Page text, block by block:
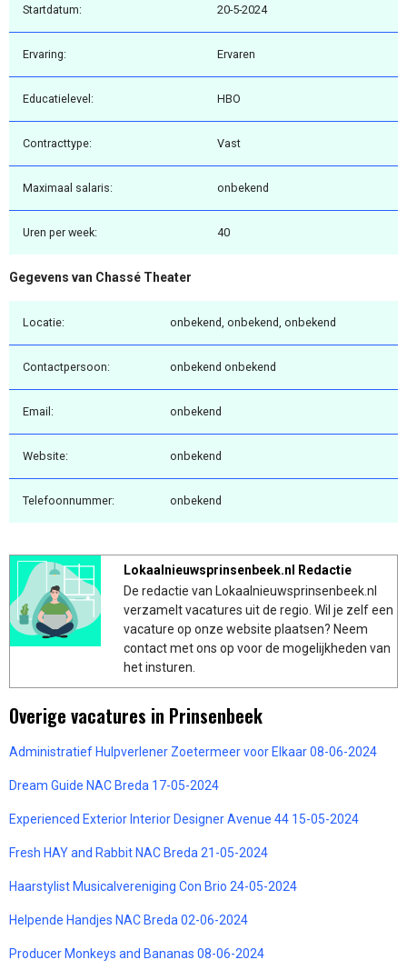
Startdatum: 20-5-2024
Ervaring: Ervaren
Educatielevel: HBO
Contracttype: Vast
Maximaal salaris: onbekend
Uren per week: 40
Gegevens van Chassé Theater
Locatie: onbekend, onbekend, onbekend
Contactpersoon: onbekend onbekend
Email: onbekend
Website: onbekend
Telefoonnummer: onbekend
Lokaalnieuwsprinsenbeek.nl Redactie
De redactie van Lokaalnieuwsprinsenbeek.nl
verzamelt vacatures uit de regio. Wil je zelf een
vacature op onze website plaatsen? Neem
contact met ons op voor de mogelijkheden van
het insturen.
Overige vacatures in Prinsenbeek
Administratief Hulpverlener Zoetermeer voor Elkaar 08-06-2024
Dream Guide NAC Breda 17-05-2024
Experienced Exterior Interior Designer Avenue 44 15-05-2024
Fresh HAY and Rabbit NAC Breda 21-05-2024
Haarstylist Musicalvereniging Con Brio 24-05-2024
Helpende Handjes NAC Breda 02-06-2024
Producer Monkeys and Bananas 08-06-2024